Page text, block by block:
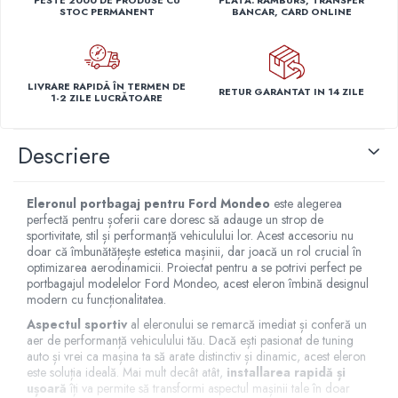
Capace r14 Nissan
Capace r14 Seat
Capace r14 Skoda
Capace r14 VW
Capace r15 Alfa Romeo
Capace r15 Audi
Capace r15 BMW
Capace r15 Chevrolet
Capace r15 Citroen
Capace r15 Dacia
Capace r15 Daewo
Capace r15 Ford
Capace r15 Hyundai
STOC PERMANENT
BANCAR, CARD ONLINE
LIVRARE RAPIDĂ ÎN TERMEN DE
1-2 ZILE LUCRĂTOARE
RETUR GARANTAT IN 14 ZILE
Descriere
Eleronul portbagaj pentru Ford Mondeo este alegerea
perfectă pentru șoferii care doresc să adauge un strop de
sportivitate, stil și performanță vehiculului lor. Acest accesoriu nu
doar că îmbunătățește estetica mașinii, dar joacă un rol crucial în
optimizarea aerodinamicii. Proiectat pentru a se potrivi perfect pe
portbagajul modelelor Ford Mondeo, acest eleron îmbină designul
modern cu funcționalitatea.
Aspectul sportiv al eleronului se remarcă imediat și conferă un
aer de performanță vehiculului tău. Dacă ești pasionat de tuning
auto și vrei ca mașina ta să arate distinctiv și dinamic, acest eleron
este soluția ideală. Mai mult decât atât, installarea rapidă și
ușoară îți va permite să transformi aspectul mașinii tale în doar